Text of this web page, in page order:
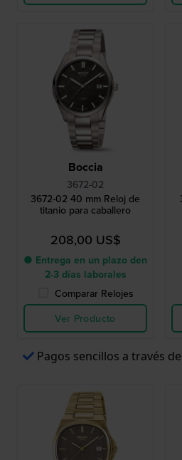
Boccia
3672-02
3672-02 40 mm Reloj de
titanio para caballero
208,00 US$
● Entrega en un plazo den
2-3 días laborales
Comparar Relojes
Ver Producto
Pagos sencillos a través